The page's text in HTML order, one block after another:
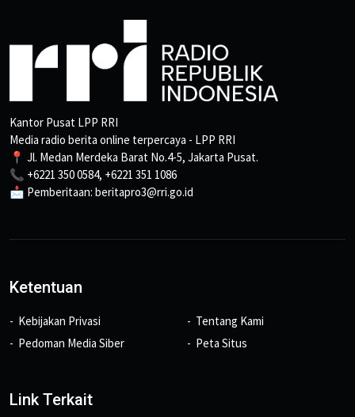
Kantor Pusat LPP RRI
Media radio berita online terpercaya - LPP RRI
📍 Jl. Medan Merdeka Barat No.4-5, Jakarta Pusat.
📞 +6221 350 0584, +6221 351 1086
📩 Pemberitaan: beritapro3@rri.go.id
Ketentuan
Kebijakan Privasi
Pedoman Media Siber
Tentang Kami
Peta Situs
Link Terkait